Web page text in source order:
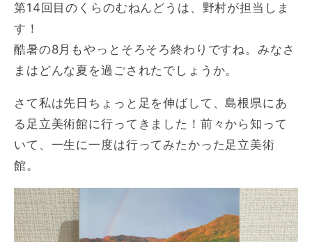
第14回目のくらのむねんどうは、野村が担当しま
す！
酷暑の8月もやっとそろそろ終わりですね。みなさ
まはどんな夏を過ごされたでしょうか。
さて私は先日ちょっと足を伸ばして、島根県にあ
る足立美術館に行ってきました！前々から知って
いて、一生に一度は行ってみたかった足立美術
館。